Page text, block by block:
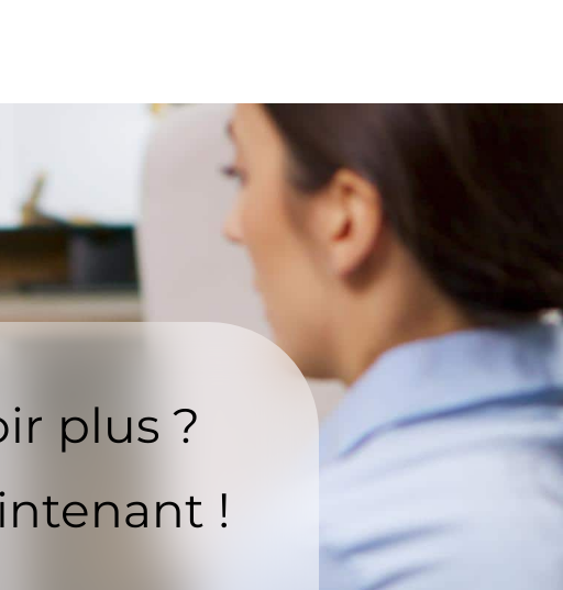
plus ?
!